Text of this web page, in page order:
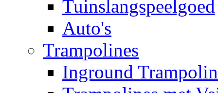
Tuinslangspeelgoed
Auto's
Trampolines
Inground